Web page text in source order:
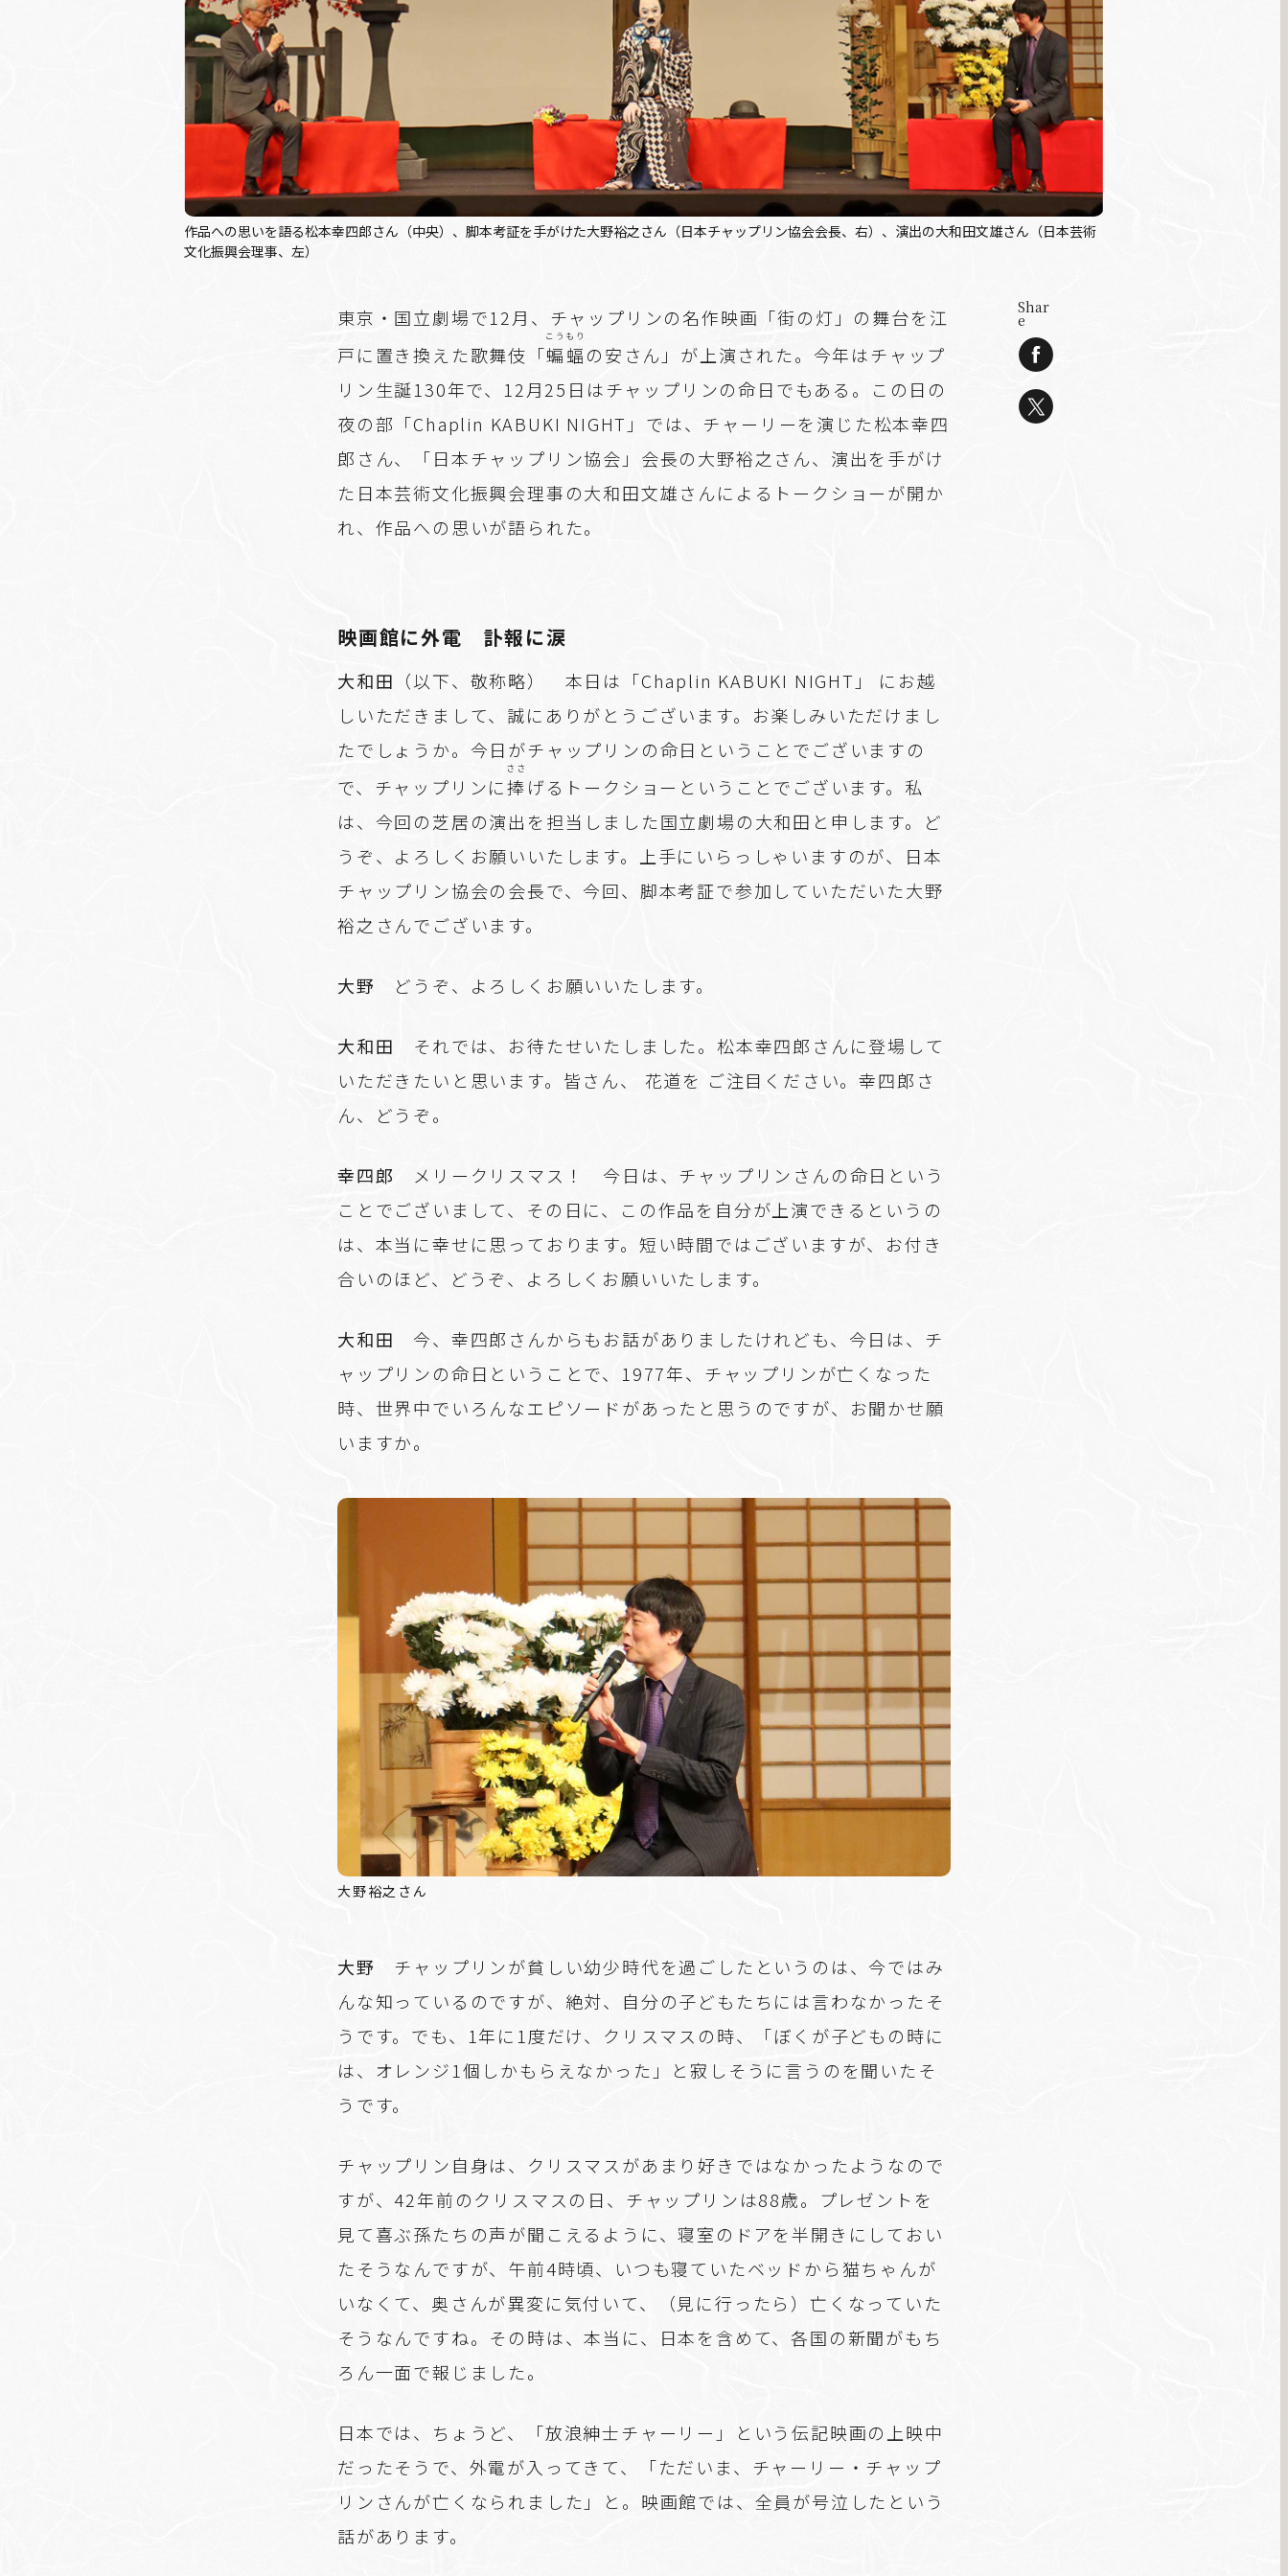
作品への思いを語る松本幸四郎さん（中央）、脚本考証を手がけた大野裕之さん（日本チャップリン協会会長、右）、演出の大和田文雄さん（日本芸術
文化振興会理事、左）
東京・国立劇場で12月、チャップリンの名作映画「街の灯」の舞台を江
戸に置き換えた歌舞伎「蝙蝠
こうもり
の安さん」が上演された。今年はチャップ
リン生誕130年で、12月25日はチャップリンの命日でもある。この日の
夜の部「Chaplin KABUKI NIGHT」では、チャーリーを演じた松本幸四
郎さん、「日本チャップリン協会」会長の大野裕之さん、演出を手がけ
た日本芸術文化振興会理事の大和田文雄さんによるトークショーが開か
れ、作品への思いが語られた。
映画館に外電 訃報に涙
大和田 （以下、敬称略） 本日は「Chaplin KABUKI NIGHT」 にお越
しいただきまして、誠にありがとうございます。お楽しみいただけまし
たでしょうか。今日がチャップリンの命日ということでございますの
で、チャップリンに捧
ささ
げるトークショーということでございます。私
は、今回の芝居の演出を担当しました国立劇場の大和田と申します。ど
うぞ、よろしくお願いいたします。上手にいらっしゃいますのが、日本
チャップリン協会の会長で、今回、脚本考証で参加していただいた大野
裕之さんでございます。
大野 どうぞ、よろしくお願いいたします。
大和田 それでは、お待たせいたしました。松本幸四郎さんに登場して
いただきたいと思います。皆さん、 花道を ご注目ください。幸四郎さ
ん、どうぞ。
幸四郎 メリークリスマス！ 今日は、チャップリンさんの命日という
ことでございまして、その日に、この作品を自分が上演できるというの
は、本当に幸せに思っております。短い時間ではございますが、お付き
合いのほど、どうぞ、よろしくお願いいたします。
大和田 今、幸四郎さんからもお話がありましたけれども、今日は、チ
ャップリンの命日ということで、1977年、チャップリンが亡くなった
時、世界中でいろんなエピソードがあったと思うのですが、お聞かせ願
いますか。
大野裕之さん
大野 チャップリンが貧しい幼少時代を過ごしたというのは、今ではみ
んな知っているのですが、絶対、自分の子どもたちには言わなかったそ
うです。でも、1年に1度だけ、クリスマスの時、「ぼくが子どもの時に
は、オレンジ1個しかもらえなかった」と寂しそうに言うのを聞いたそ
うです。
チャップリン自身は、クリスマスがあまり好きではなかったようなので
すが、42年前のクリスマスの日、チャップリンは88歳。プレゼントを
見て喜ぶ孫たちの声が聞こえるように、寝室のドアを半開きにしておい
たそうなんですが、午前4時頃、いつも寝ていたベッドから猫ちゃんが
いなくて、奥さんが異変に気付いて、（見に行ったら）亡くなっていた
そうなんですね。その時は、本当に、日本を含めて、各国の新聞がもち
ろん一面で報じました。
日本では、ちょうど、「放浪紳士チャーリー」という伝記映画の上映中
だったそうで、外電が入ってきて、「ただいま、チャーリー・チャップ
リンさんが亡くなられました」と。映画館では、全員が号泣したという
話があります。
Shar
e